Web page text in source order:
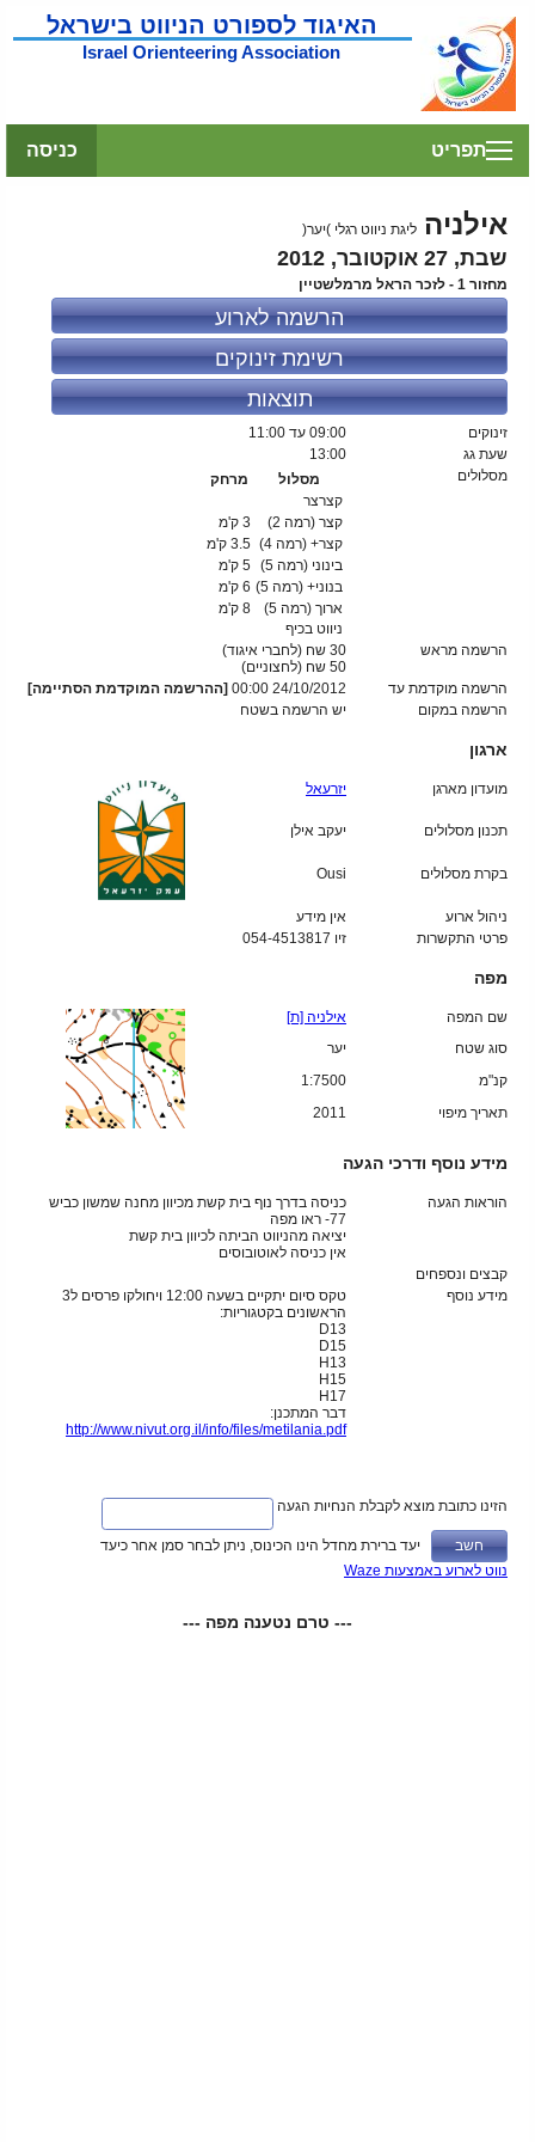
האיגוד לספורט הניווט בישראל
Israel Orienteering Association
כניסה תפריט
אילניה ליגת ניווט רגלי )יער(
שבת, 27 אוקטובר, 2012
מחזור 1 - לזכר הראל מרמלשטיין
הרשמה לארוע
רשימת זינוקים
תוצאות
זינוקים 09:00 עד 11:00
שעת גג
13:00
מסלולים
מסלול
מרחק
קצרצר
קצר (רמה 2)
3 ק'מ
קצר+ (רמה 4)
3.5 ק'מ
בינוני (רמה 5)
5 ק'מ
בנוני+ (רמה 5)
6 ק'מ
ארוך (רמה 5)
8 ק'מ
ניווט בכיף
הרשמה מראש
30 שח (לחברי איגוד)
50 שח (לחצוניים)
הרשמה מוקדמת עד
24/10/2012 00:00
[ההרשמה המוקדמת הסתיימה]
הרשמה במקום
יש הרשמה בשטח
ארגון
מועדון מארגן יזרעאל
תכנון מסלולים יעקב אילן
בקרת מסלולים Ousi
ניהול ארוע
אין מידע
פרטי התקשרות
זיו 054-4513817
מפה
שם המפה
אילניה [ת]
סוג שטח
יער
קנ"מ
1:7500
תאריך מיפוי
2011
מידע נוסף ודרכי הגעה
הוראות הגעה
כניסה בדרך נוף בית קשת מכיוון מחנה שמשון כביש
77- ראו מפה
יציאה מהניווט הביתה לכיוון בית קשת
אין כניסה לאוטובוסים
קבצים ונספחים
מידע נוסף
טקס סיום יתקיים בשעה 12:00 ויחולקו פרסים ל3
הראשונים בקטגוריות:
D13
D15
H13
H15
H17
דבר המתכנן:
http://www.nivut.org.il/info/files/metilania.pdf
הזינו כתובת מוצא לקבלת הנחיות הגעה
יעד ברירת מחדל הינו הכינוס, ניתן לבחר סמן אחר כיעד
נווט לארוע באמצעות Waze
--- טרם נטענה מפה ---